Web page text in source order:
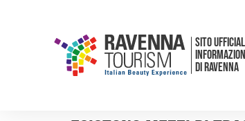
SITO
DI RAVENNA